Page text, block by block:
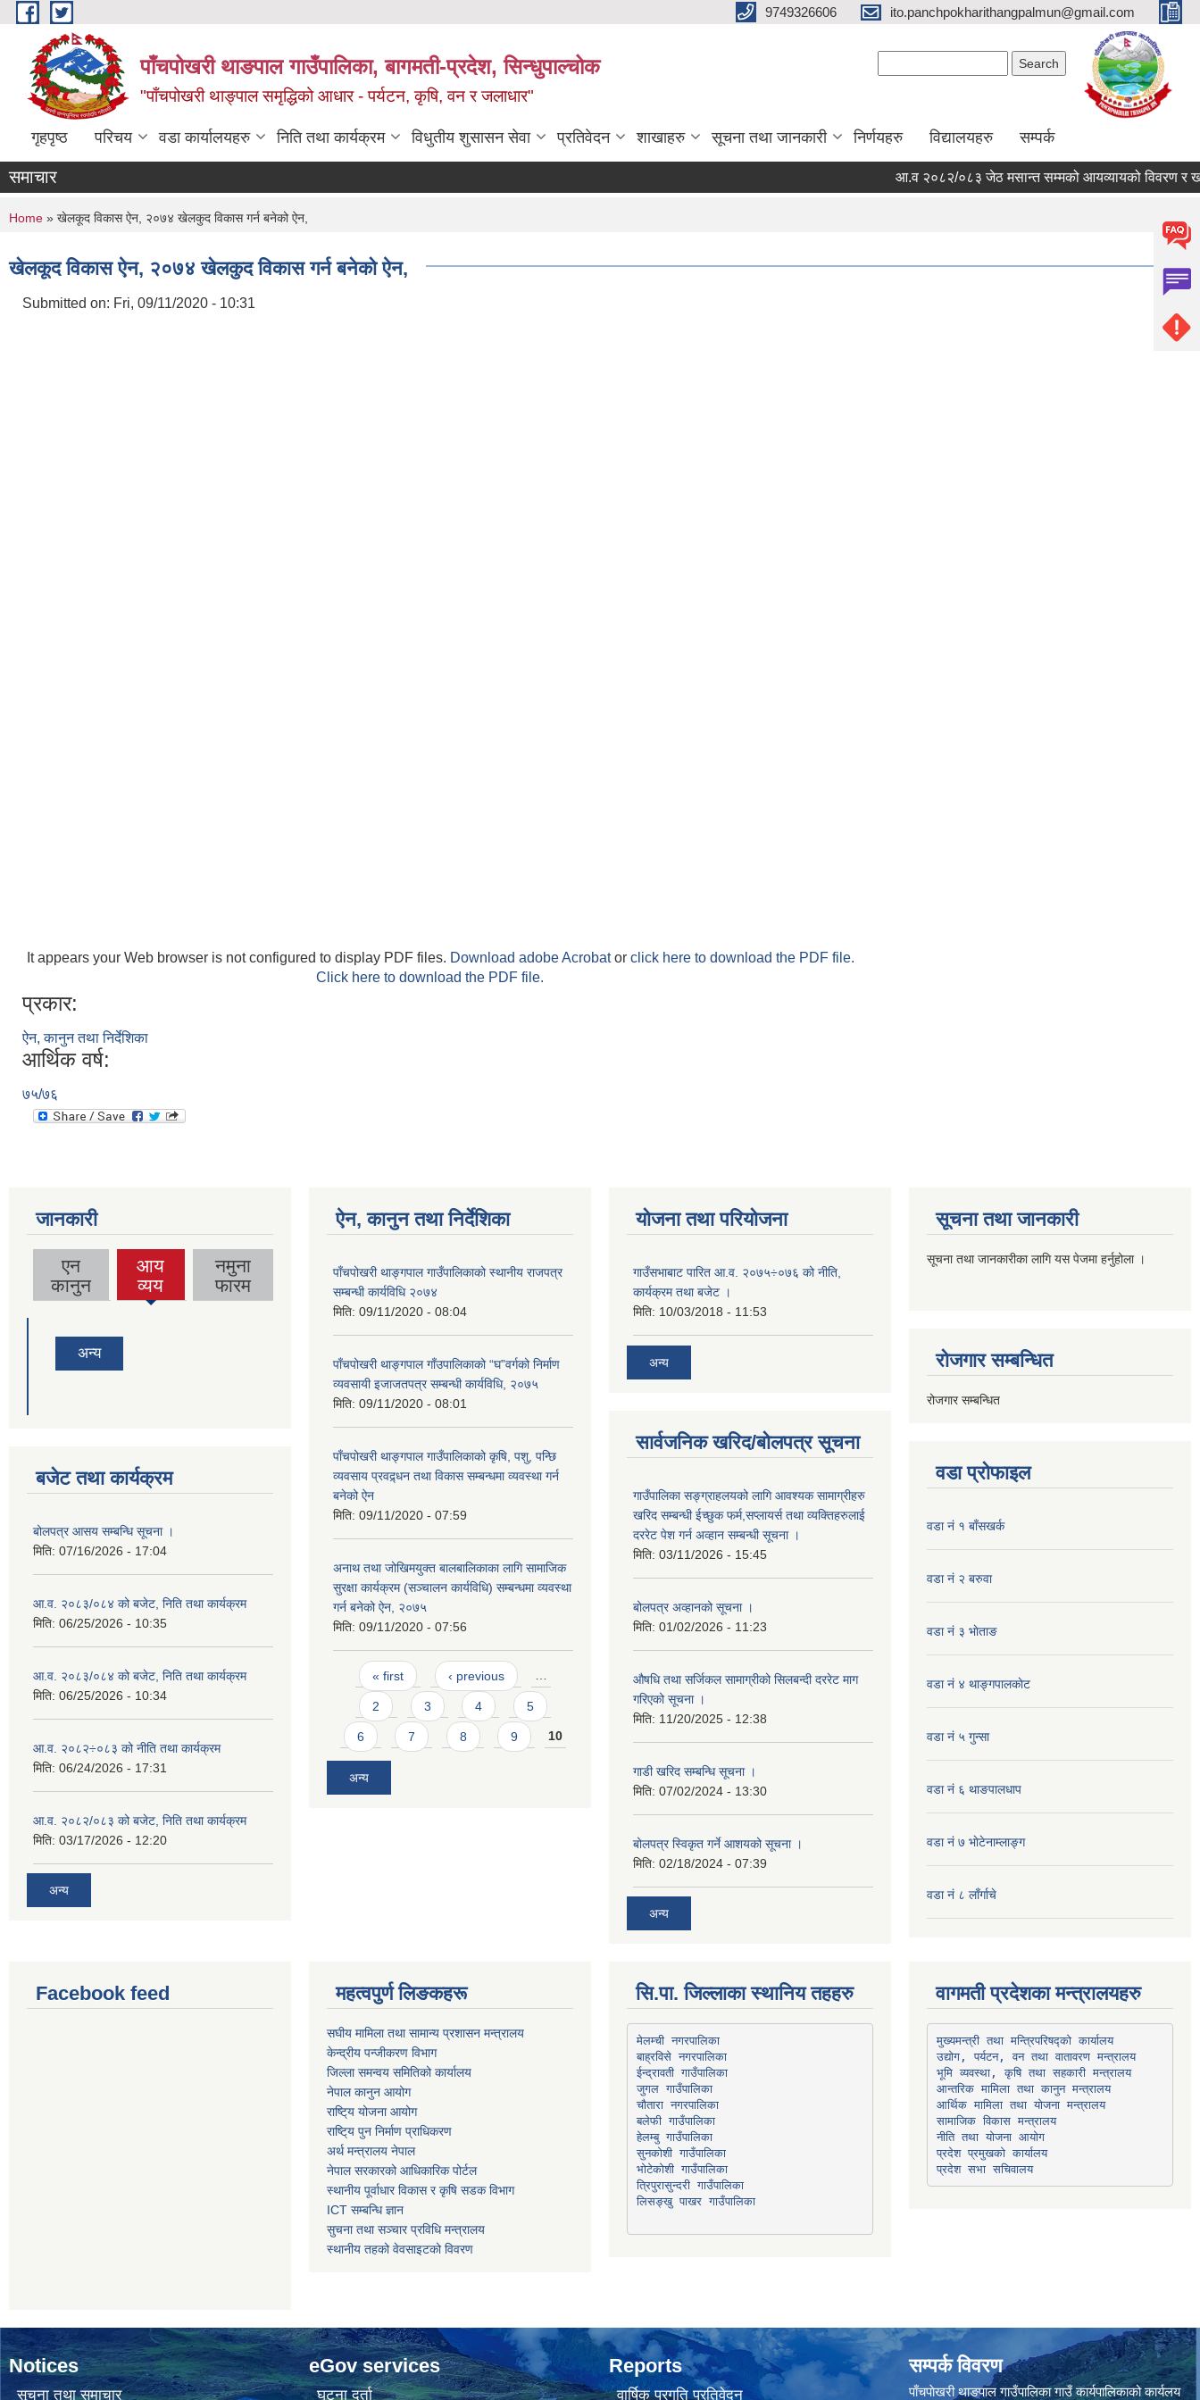
Skip to main content 9749326606 ito.panchpokharithangpalmun@gmail.com
पाँचपोखरी थाङपाल गाउँपालिका, बागमती-प्रदेश, सिन्धुपाल्चोक
"पाँचपोखरी थाङ्पाल समृद्धिको आधार - पर्यटन, कृषि, वन र जलाधार"
गृहपृष्ठ परिचय वडा कार्यालयहरु निति तथा कार्यक्रम विधुतीय शुसासन सेवा प्रतिवेदन शाखाहरु सूचना तथा जानकारी निर्णयहरु विद्यालयहरु सम्पर्क
समाचार आ.व २०८२/०८३ जेठ मसान्त सम्मको आयव्यायको विवरण र खर्चको
You are here
Home » खेलकूद विकास ऐन, २०७४ खेलकुद विकास गर्न बनेको ऐन,
खेलकूद विकास ऐन, २०७४ खेलकुद विकास गर्न बनेको ऐन,
Submitted on: Fri, 09/11/2020 - 10:31
It appears your Web browser is not configured to display PDF files. Download adobe Acrobator click here to download the PDF file.
Click here to download the PDF file.
प्रकार:
ऐन, कानुन तथा निर्देशिका
आर्थिक वर्ष:
७५/७६
जानकारी
एन
कानुन
आय
व्यय
(active
tab)
नमुना
फारम
अन्य
बजेट तथा कार्यक्रम
बोलपत्र आसय सम्बन्धि सूचना ।
मिति: 07/16/2026 - 17:04
आ.व. २०८३/०८४ को बजेट, निति तथा कार्यक्रम
मिति: 06/25/2026 - 10:35
आ.व. २०८३/०८४ को बजेट, निति तथा कार्यक्रम
मिति: 06/25/2026 - 10:34
आ.व. २०८२÷०८३ को नीति तथा कार्यक्रम
मिति: 06/24/2026 - 17:31
आ.व. २०८२/०८३ को बजेट, निति तथा कार्यक्रम
मिति: 03/17/2026 - 12:20
अन्य
ऐन, कानुन तथा निर्देशिका
पाँचपोखरी थाङ्गपाल गाउँपालिकाको स्थानीय राजपत्र
सम्बन्धी कार्यविधि २०७४
मिति: 09/11/2020 - 08:04
पाँचपोखरी थाङ्गपाल गाँउपालिकाको “घ”वर्गको निर्माण
व्यवसायी इजाजतपत्र सम्बन्धी कार्यविधि, २०७५
मिति: 09/11/2020 - 08:01
पाँचपोखरी थाङ्गपाल गाउँपालिकाको कृषि, पशु, पन्छि
व्यवसाय प्रवद्र्धन तथा विकास सम्बन्धमा व्यवस्था गर्न
बनेको ऐन
मिति: 09/11/2020 - 07:59
अनाथ तथा जोखिमयुक्त बालबालिकाका लागि सामाजिक
सुरक्षा कार्यक्रम (सञ्चालन कार्यविधि) सम्बन्धमा व्यवस्था
गर्न बनेको ऐन, २०७५
मिति: 09/11/2020 - 07:56
Pages
« first ‹ previous …
2 3 4 5
6 7 8 9 10
अन्य
योजना तथा परियोजना
गाउँसभाबाट पारित आ.व. २०७५÷०७६ को नीति,
कार्यक्रम तथा बजेट ।
मिति: 10/03/2018 - 11:53
अन्य
सार्वजनिक खरिद/बोलपत्र सूचना
गाउँपालिका सङ्ग्राहलयको लागि आवश्यक सामाग्रीहरु
खरिद सम्बन्धी ईच्छुक फर्म,सप्लायर्स तथा व्यक्तिहरुलाई
दररेट पेश गर्न अव्हान सम्बन्धी सूचना ।
मिति: 03/11/2026 - 15:45
बोलपत्र अव्हानको सूचना ।
मिति: 01/02/2026 - 11:23
औषधि तथा सर्जिकल सामाग्रीको सिलबन्दी दररेट माग
गरिएको सूचना ।
मिति: 11/20/2025 - 12:38
गाडी खरिद सम्बन्धि सूचना ।
मिति: 07/02/2024 - 13:30
बोलपत्र स्विकृत गर्ने आशयको सूचना ।
मिति: 02/18/2024 - 07:39
अन्य
सूचना तथा जानकारी
सूचना तथा जानकारीका लागि यस पेजमा हर्नुहोला ।
रोजगार सम्बन्धित
रोजगार सम्बन्धित
वडा प्रोफाइल
वडा नं १ बाँसखर्क
वडा नं २ बरुवा
वडा नं ३ भाेताङ
वडा नं ४ थाङ्गपालकाेट
वडा नं ५ गुन्सा
वडा नं ६ थाङपालधाप
वडा नं ७ भाेटेनाम्लाङ्ग
वडा नं ८ लाँर्गाचे
Facebook feed महत्वपुर्ण लिङकहरू
स‌घीय मामिला तथा सामान्य प्रशासन मन्त्रालय
केन्द्रीय पन्जीकरण विभाग
जिल्ला समन्वय समितिको कार्यालय
नेपाल कानुन आयोग
राष्टि्य योजना आयोग
राष्टि्य पुन निर्माण प्राधिकरण
अर्थ मन्त्रालय नेपाल
नेपाल सरकारको आधिकारिक पोर्टल
स्थानीय पूर्वाधार विकास र कृषि सडक विभाग
ICT सम्बन्धि ज्ञान
सुचना तथा सञ्चार प्रविधि मन्त्रालय
स्थानीय तहको वेवसाइटको विवरण
सि.पा. जिल्लाका स्थानिय तहहरु
मेलम्ची नगरपालिका
बाह्रविसे नगरपालिका
ईन्द्रावती गाउँपालिका
जुगल गाउँपालिका
चौतारा नगरपालिका
बलेफी गाउँपालिका
हेलम्बु गाउँपालिका
सुनकोशी गाउँपालिका
भोटेकोशी गाउँपालिका
त्रिपुरासुन्दरी गाउँपालिका
लिसङ्खु पाखर गाउँपालिका
वागमती प्रदेशका मन्त्रालयहरु
मुख्यमन्त्री तथा मन्त्रिपरिषद्को कार्यालय
उद्योग, पर्यटन, वन तथा वातावरण मन्त्रालय
भूमि व्यवस्था, कृषि तथा सहकारी मन्त्रालय
आन्तरिक मामिला तथा कानुन मन्त्रालय
आर्थिक मामिला तथा योजना मन्त्रालय
सामाजिक विकास मन्त्रालय
नीति तथा योजना आयोग
प्रदेश प्रमुखको कार्यालय
प्रदेश सभा सचिवालय
Notices
सूचना तथा समाचार
eGov services
घटना दर्ता
Reports
वार्षिक प्रगति प्रतिवेदन
सम्पर्क विवरण
पाँचपाेखरी थाङपाल गाउँपालिका गाउँ कार्यपालिकाको कार्यलय